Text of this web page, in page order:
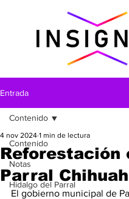
Entrada
Contenido
Notas
Hidalgo del Parral
Contenido
Reforestación
Parral
4 nov 2024 1 min de lectura
El gobierno municipal de